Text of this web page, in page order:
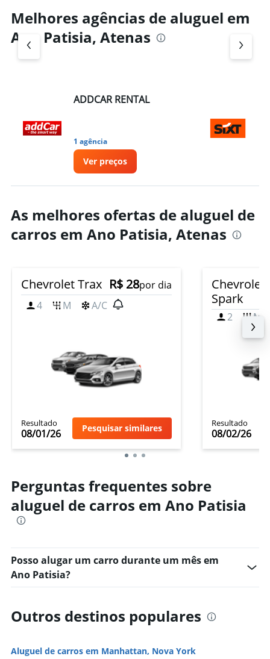
Melhores agências de aluguel em
Ano Patisia, Atenas
ADDCAR RENTAL
1 agência
Ver preços
As melhores ofertas de aluguel de
carros em Ano Patisia, Atenas
Chevrolet Trax R$ 28por dia
4
M A/C
Resultado
08/01/26 Pesquisar similares
Chevrolet
Spark
2 M
Resultado
08/02/26
Perguntas frequentes sobre
aluguel de carros em Ano Patisia
Posso alugar um carro durante um mês em
Ano Patisia?
Outros destinos populares
Aluguel de carros em Manhattan, Nova York